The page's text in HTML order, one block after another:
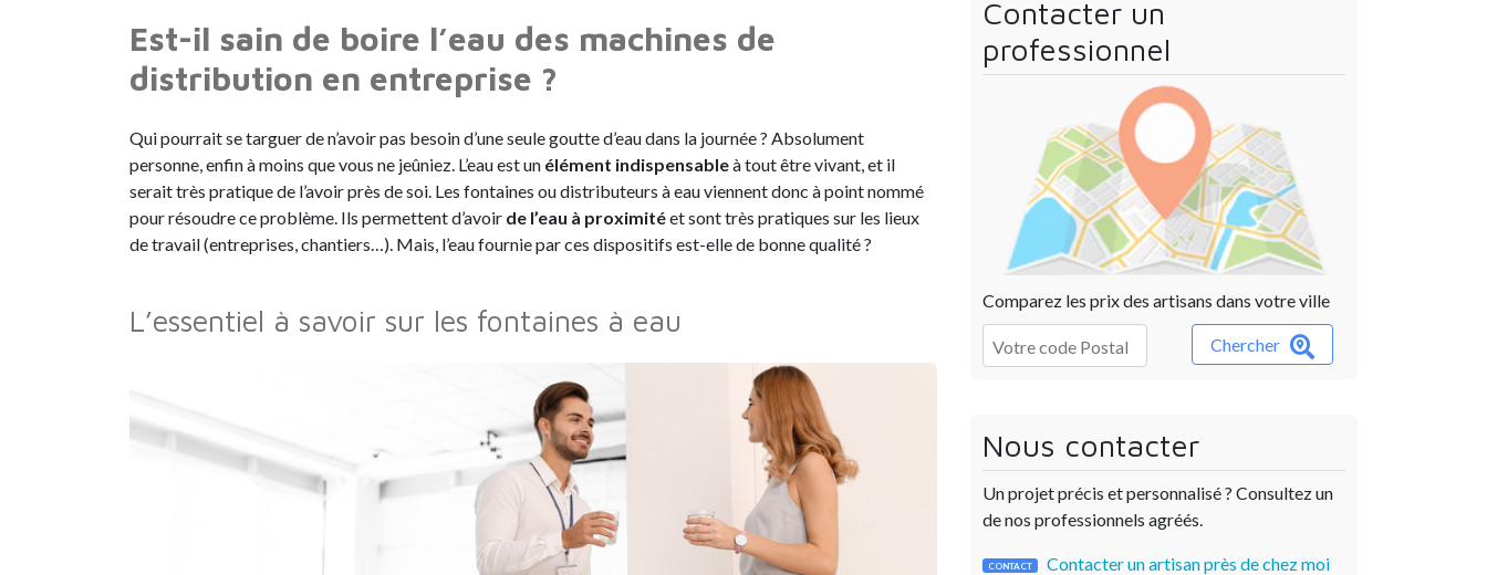
Est-il sain de boire l’eau des machines de
distribution en entreprise ?
Qui pourrait se targuer de n’avoir pas besoin d’une seule goutte d’eau dans la journée ? Absolument
personne, enfin à moins que vous ne jeûniez. L’eau est un élément indispensableà tout être vivant, et il
serait très pratique de l’avoir près de soi. Les fontaines ou distributeurs à eau viennent donc à point nommé
pour résoudre ce problème. Ils permettent d’avoir de l’eau à proximitéet sont très pratiques sur les lieux
de travail (entreprises, chantiers…). Mais, l’eau fournie par ces dispositifs est-elle de bonne qualité ?
L’essentiel à savoir sur les fontaines à eau
Contacter un
professionnel
Comparez les prix des artisans dans votre ville
Chercher
Nous contacter
Un projet précis et personnalisé ? Consultez un
de nos professionnels agréés.
CONTACT Contacter un artisan près de chez moi